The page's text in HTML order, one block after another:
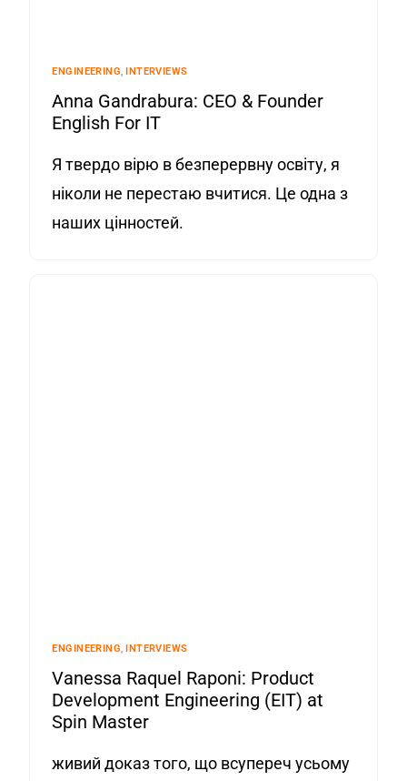
ENGINEERING,INTERVIEWS
Anna Gandrabura: CEO & Founder
English For IT
Я твердо вірю в безперервну освіту, я
ніколи не перестаю вчитися. Це одна з
наших цінностей.
ENGINEERING,INTERVIEWS
Vanessa Raquel Raponi: Product
Development Engineering (EIT) at
Spin Master
живий доказ того, що всупереч усьому